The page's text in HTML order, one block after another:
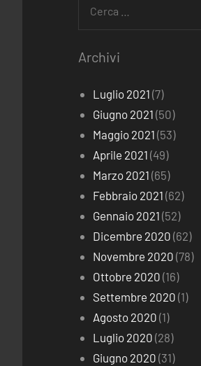
Archivi
Luglio 2021 (7)
Giugno 2021 (50)
Maggio 2021 (53)
Aprile 2021 (49)
Marzo 2021 (65)
Febbraio 2021 (62)
Gennaio 2021 (52)
Dicembre 2020 (62)
Novembre 2020 (78)
Ottobre 2020 (16)
Settembre 2020 (1)
Agosto 2020 (1)
Luglio 2020 (28)
Giugno 2020 (31)